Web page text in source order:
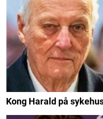
Kong Harald på